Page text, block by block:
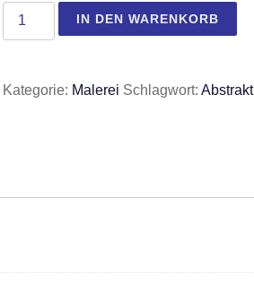
Licht im Geschehen Menge
IN DEN WARENKORB
Kategorie: Malerei Schlagwort: Abstrakt